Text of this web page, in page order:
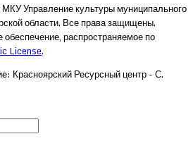
Управление культуры муниципального
области. Все права защищены.
распространяемое по
License.
Красноярский Ресурсный центр - С.